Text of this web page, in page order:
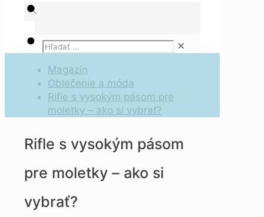
✕
Magazín
Oblečenie a móda
Rifle s vysokým pásom pre
moletky – ako si vybrať?
Rifle s vysokým pásom
pre moletky – ako si
vybrať?